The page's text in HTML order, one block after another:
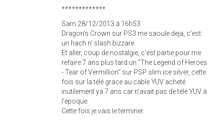
*************
Sam 28/12/2013 à 16h53
Dragon's Crown sur PS3 me saoule deja, c'est
un hach n' slash bizzare.
Et aller, coup de nostalgie, c'est partie pour me
refaire 7 ans plus tard un "The Legend of Heroes
- Tear of Vermillion" sur PSP slim ice silver, cette
fois sur la télé grace au cable YUV acheté
inutilement ya 7 ans car n'avait pas de télé YUV à
l'epoque.
Cette fois je vais le terminer.